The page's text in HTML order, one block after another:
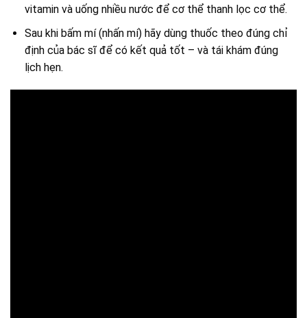
vitamin và uống nhiều nước để cơ thể thanh lọc cơ thể.
Sau khi bấm mí (nhấn mí) hãy dùng thuốc theo đúng chỉ
định của bác sĩ để có kết quả tốt – và tái khám đúng
lịch hẹn.